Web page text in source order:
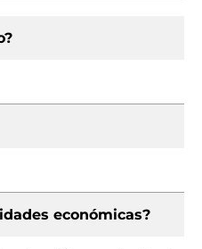
económicas?